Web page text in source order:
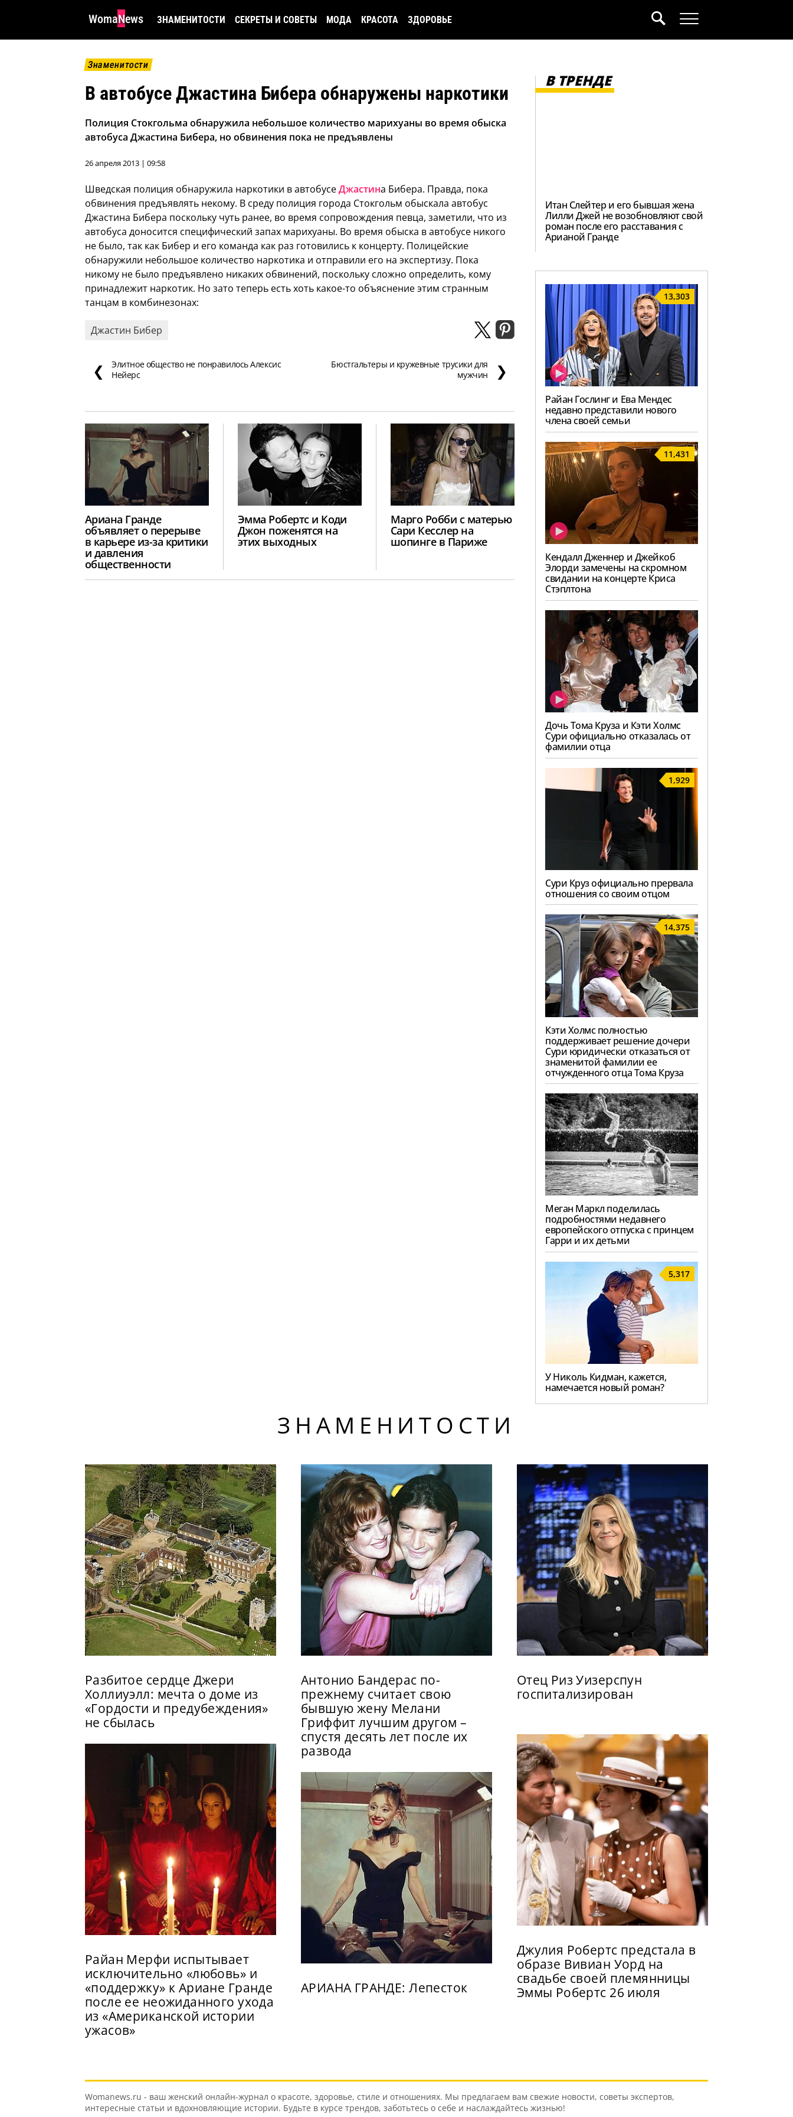
WomaNews ЗНАМЕНИТОСТИ СЕКРЕТЫ И СОВЕТЫ МОДА КРАСОТА ЗДОРОВЬЕ
Знаменитости
В автобусе Джастина Бибера обнаружены наркотики
Полиция Стокгольма обнаружила небольшое количество марихуаны во время обыска
автобуса Джастина Бибера, но обвинения пока не предъявлены
26 апреля 2013 | 09:58
Шведская полиция обнаружила наркотики в автобусеДжастина Бибера. Правда, пока
обвинения предъявлять некому. В среду полиция города Стокгольм обыскала автобус
Джастина Бибера поскольку чуть ранее, во время сопровождения певца, заметили, что из
автобуса доносится специфический запах марихуаны. Во время обыска в автобусе никого
не было, так как Бибер и его команда как раз готовились к концерту. Полицейские
обнаружили небольшое количество наркотика и отправили его на экспертизу. Пока
никому не было предъявлено никаких обвинений, поскольку сложно определить, кому
принадлежит наркотик. Но зато теперь есть хоть какое-то объяснение этим странным
танцам в комбинезонах:
Джастин Бибер
❮
Элитное общество не понравилось Алексис
Нейерс
Бюстгальтеры и кружевные трусики для
мужчин
❯
Ариана Гранде
объявляет о перерыве
в карьере из-за критики
и давления
общественности
Эмма Робертс и Коди
Джон поженятся на
этих выходных
Марго Робби с матерью
Сари Кесслер на
шопинге в Париже
В ТРЕНДЕ
Итан Слейтер и его бывшая жена
Лилли Джей не возобновляют свой
роман после его расставания с
Арианой Гранде
13,303
Райан Гослинг и Ева Мендес
недавно представили нового
члена своей семьи
11,431
Кендалл Дженнер и Джейкоб
Элорди замечены на скромном
свидании на концерте Криса
Стэплтона
Дочь Тома Круза и Кэти Холмс
Сури официально отказалась от
фамилии отца
1,929
Сури Круз официально прервала
отношения со своим отцом
14,375
Кэти Холмс полностью
поддерживает решение дочери
Сури юридически отказаться от
знаменитой фамилии ее
отчужденного отца Тома Круза
Меган Маркл поделилась
подробностями недавнего
европейского отпуска с принцем
Гарри и их детьми
5,317
У Николь Кидман, кажется,
намечается новый роман?
ЗНАМЕНИТОСТИ
Разбитое сердце Джери
Холлиуэлл: мечта о доме из
«Гордости и предубеждения»
не сбылась
Райан Мерфи испытывает
исключительно «любовь» и
«поддержку» к Ариане Гранде
после ее неожиданного ухода
из «Американской истории
ужасов»
Антонио Бандерас по-
прежнему считает свою
бывшую жену Мелани
Гриффит лучшим другом –
спустя десять лет после их
развода
АРИАНА ГРАНДЕ: Лепесток
Отец Риз Уизерспун
госпитализирован
Джулия Робертс предстала в
образе Вивиан Уорд на
свадьбе своей племянницы
Эммы Робертс 26 июля
Womanews.ru - ваш женский онлайн-журнал о красоте, здоровье, стиле и отношениях. Мы предлагаем вам свежие новости, советы экспертов,
интересные статьи и вдохновляющие истории. Будьте в курсе трендов, заботьтесь о себе и наслаждайтесь жизнью!